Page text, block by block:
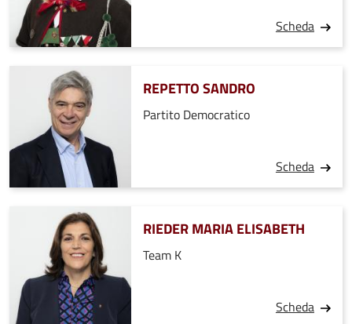
Scheda
REPETTO SANDRO
Partito Democratico
Scheda
RIEDER MARIA ELISABETH
Team K
Scheda